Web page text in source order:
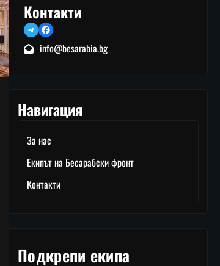
Контакти
TelegramFacebook
info@besarabia.bg
Навигация
За нас
Екипът на Бесарабски фронт
Контакти
Подкрепи екипа